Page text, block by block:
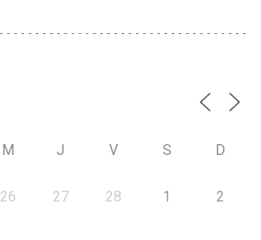
M J V S D
26 27 28 1 2